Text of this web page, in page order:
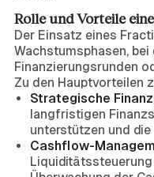
Rolle und Vorteile
Der Einsatz eines
Wachstumsphasen,
Finanzierungsrunden
Zu den Hauptvorteilen
Strategische
langfristigen
unterstützen und
Cashflow-